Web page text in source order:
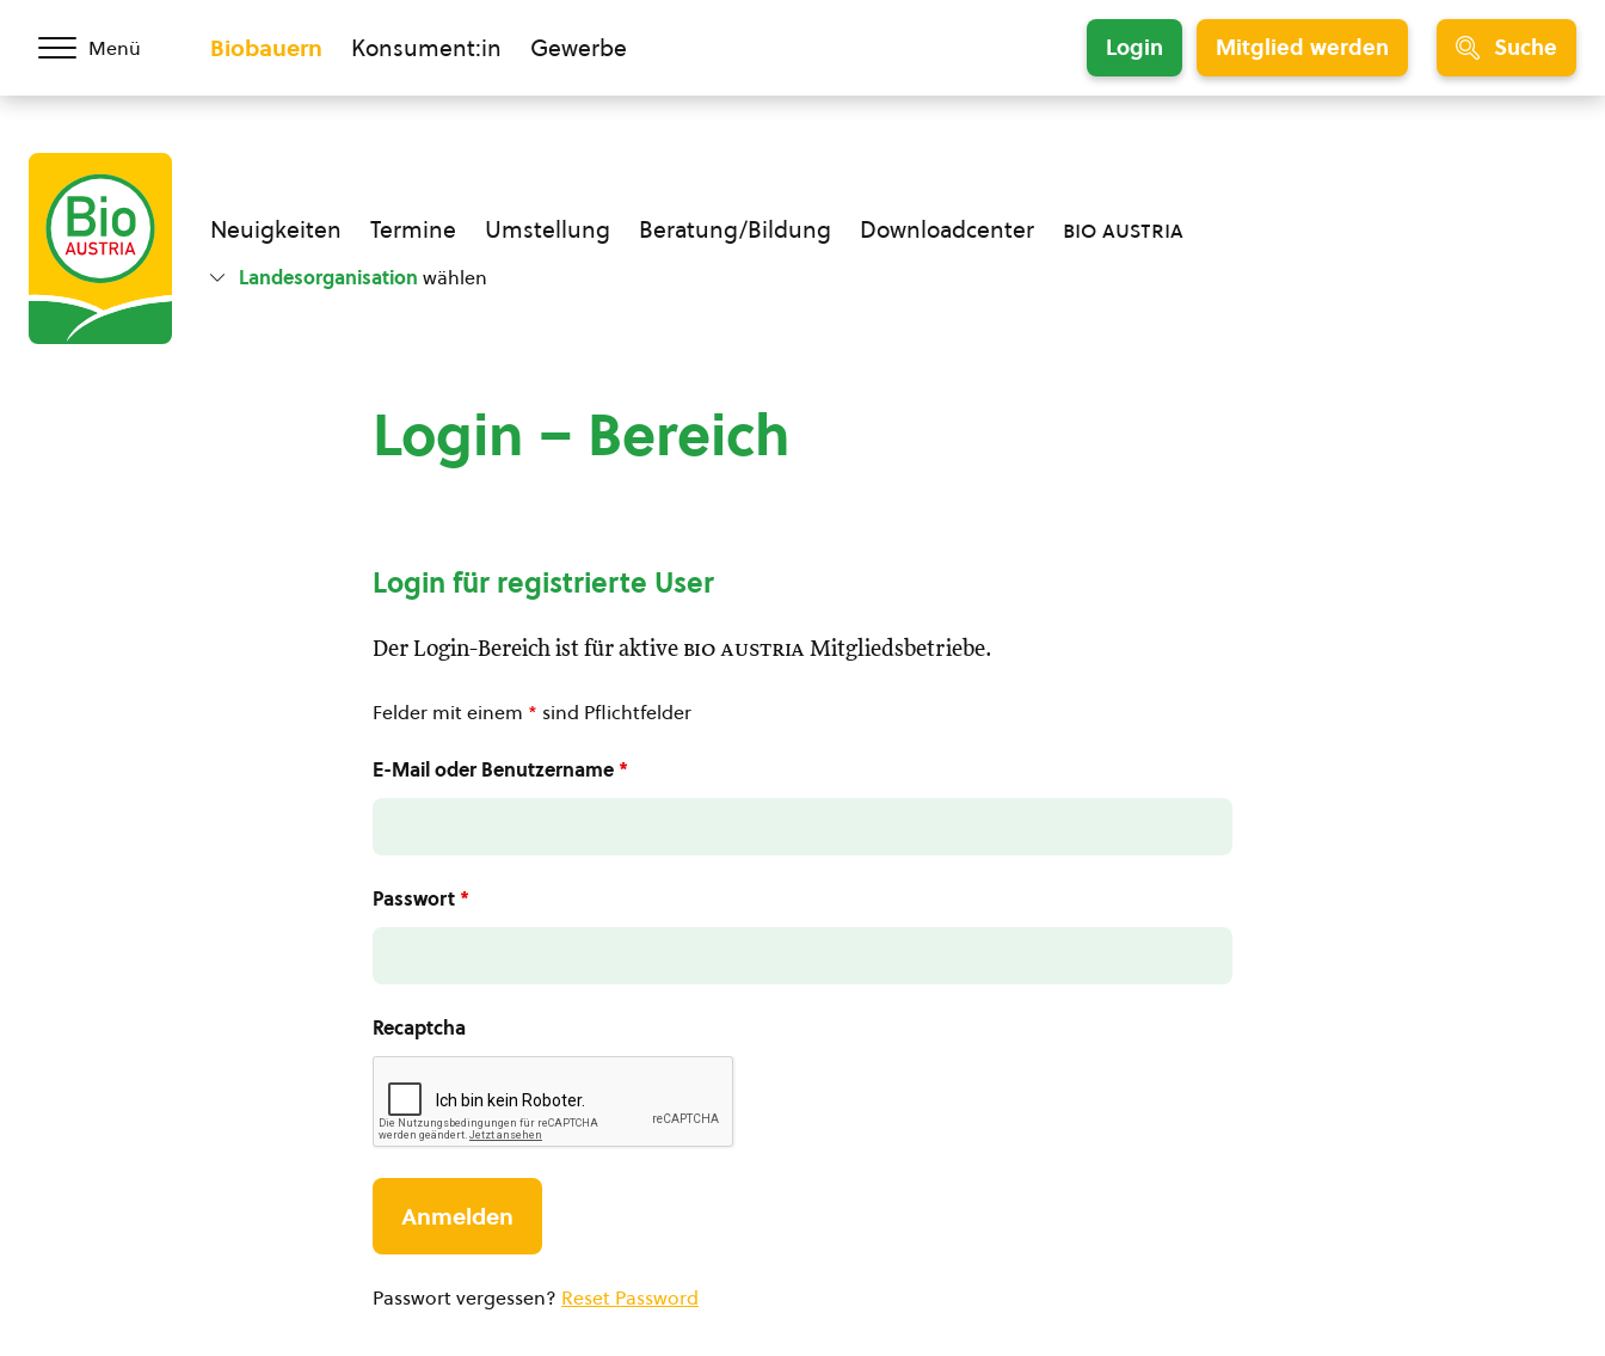
Menü Biobauern Konsument:in Gewerbe Login Mitglied werden Suche
Neuigkeiten Termine Umstellung Beratung/Bildung Downloadcenter bio austria
Landesorganisation wählen
Login – Bereich
Login für registrierte User
Der Login-Bereich ist für aktive bio austria Mitgliedsbetriebe.
Felder mit einem * sind Pflichtfelder
E-Mail oder Benutzername *
Passwort *
Recaptcha
Passwort vergessen? Reset Password